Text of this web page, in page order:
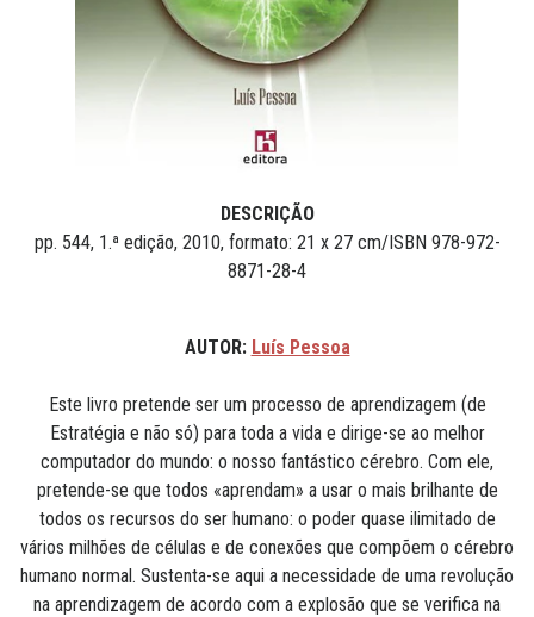
DESCRIÇÃO
pp. 544, 1.ª edição, 2010, formato: 21 x 27 cm/ISBN 978-972-
8871-28-4
AUTOR: Luís Pessoa
Este livro pretende ser um processo de aprendizagem (de
Estratégia e não só) para toda a vida e dirige-se ao melhor
computador do mundo: o nosso fantástico cérebro. Com ele,
pretende-se que todos «aprendam» a usar o mais brilhante de
todos os recursos do ser humano: o poder quase ilimitado de
vários milhões de células e de conexões que compõem o cérebro
humano normal. Sustenta-se aqui a necessidade de uma revolução
na aprendizagem de acordo com a explosão que se verifica na